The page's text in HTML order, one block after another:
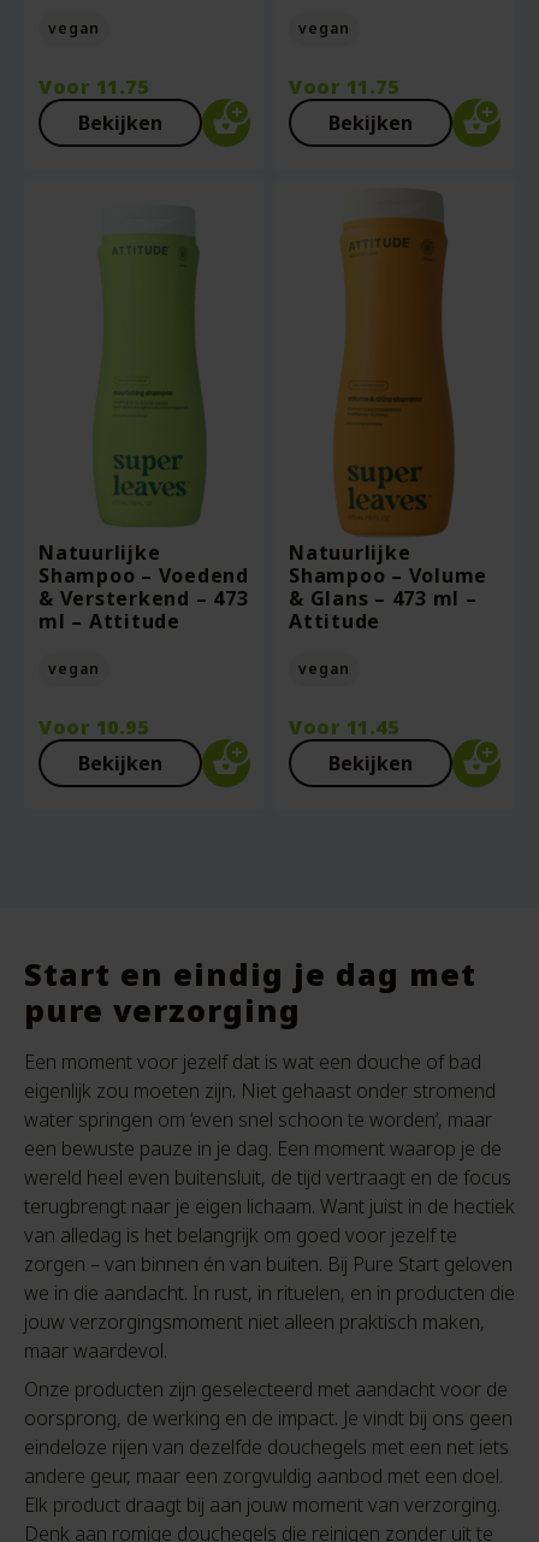
vegan
Voor 11.75
Bekijken
vegan
Voor 11.75
Bekijken
Natuurlijke
Shampoo – Voedend
& Versterkend – 473
ml – Attitude
vegan
Voor 10.95
Bekijken
Natuurlijke
Shampoo – Volume
& Glans – 473 ml –
Attitude
vegan
Voor 11.45
Bekijken
Start en eindig je dag met
pure verzorging
Een moment voor jezelf dat is wat een douche of bad
eigenlijk zou moeten zijn. Niet gehaast onder stromend
water springen om ‘even snel schoon te worden’, maar
een bewuste pauze in je dag. Een moment waarop je de
wereld heel even buitensluit, de tijd vertraagt en de focus
terugbrengt naar je eigen lichaam. Want juist in de hectiek
van alledag is het belangrijk om goed voor jezelf te
zorgen – van binnen én van buiten. Bij Pure Start geloven
we in die aandacht. In rust, in rituelen, en in producten die
jouw verzorgingsmoment niet alleen praktisch maken,
maar waardevol.
Onze producten zijn geselecteerd met aandacht voor de
oorsprong, de werking en de impact. Je vindt bij ons geen
eindeloze rijen van dezelfde douchegels met een net iets
andere geur, maar een zorgvuldig aanbod met een doel.
Elk product draagt bij aan jouw moment van verzorging.
Denk aan romige douchegels die reinigen zonder uit te